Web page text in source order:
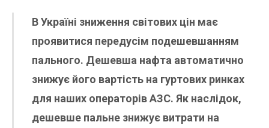
В Україні зниження світових цін має
проявитися передусім подешевшанням
пального. Дешевша нафта автоматично
знижує його вартість на гуртових ринках
для наших операторів АЗС. Як наслідок,
дешевше пальне знижує витрати на